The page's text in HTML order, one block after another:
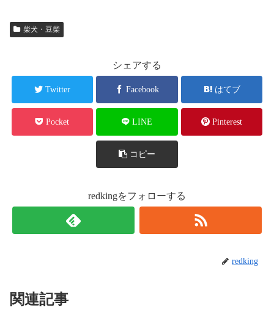
柴犬・豆柴
シェアする
Twitter Facebook はてブ
Pocket LINE Pinterest
コピー
redkingをフォローする
redking
関連記事